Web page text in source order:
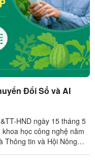
Đổi Số và AI
HND ngày 15 tháng 5
học công nghệ năm
Thông tin và Hội Nông